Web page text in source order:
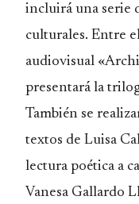
incluirá una serie
culturales. Entre
audiovisual
presentará la
También se
textos de Luisa
lectura poética a
Vanesa Gallardo